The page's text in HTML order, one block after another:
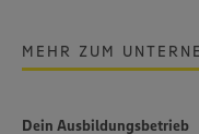
MEHR ZUM
Dein Ausbildungsbetrieb